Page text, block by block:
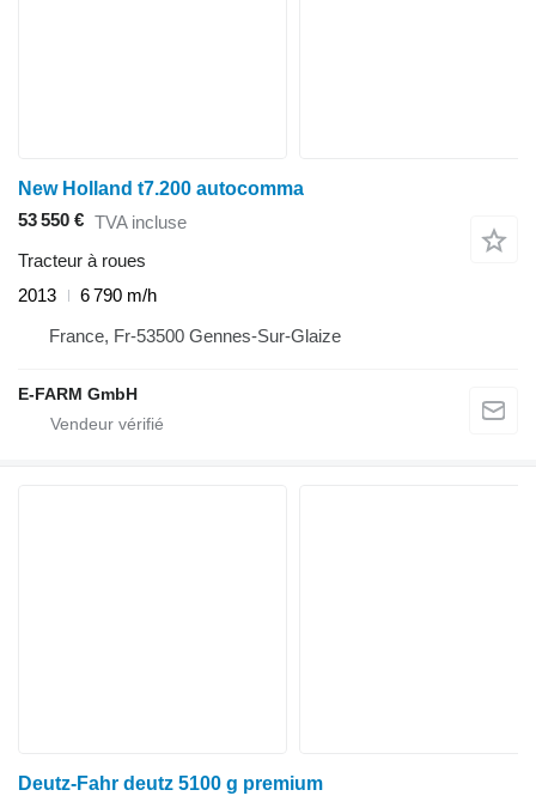
New Holland t7.200 autocomma
53 550 € TVA incluse
Tracteur à roues
2013
6 790 m/h
France, Fr-53500 Gennes-Sur-Glaize
E-FARM GmbH
Deutz-Fahr deutz 5100 g premium